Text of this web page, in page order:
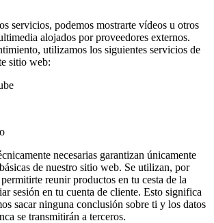
servicios, podemos mostrarte vídeos u otros
alojados por proveedores externos.
utilizamos los siguientes servicios de
sitio web:
necesarias garantizan únicamente
de nuestro sitio web. Se utilizan, por
reunir productos en tu cesta de la
sesión en tu cuenta de cliente. Esto significa
sacar ninguna conclusión sobre ti y los datos
se transmitirán a terceros.